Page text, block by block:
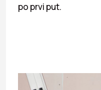
po prvi put.